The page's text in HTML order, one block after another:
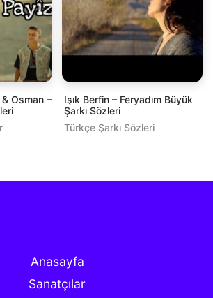
Osman –
Işık Berfin – Feryadım Büyük
Şarkı Sözleri
Türkçe Şarkı Sözleri
Anasayfa
Sanatçılar